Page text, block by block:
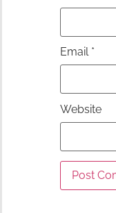
Email *
Website